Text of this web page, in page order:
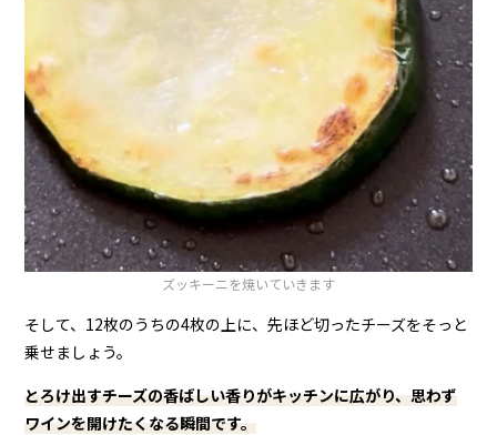
ズッキーニを焼いていきます
そして、12枚のうちの4枚の上に、先ほど切ったチーズをそっと
乗せましょう。
とろけ出すチーズの香ばしい香りがキッチンに広がり、思わず
ワインを開けたくなる瞬間です。